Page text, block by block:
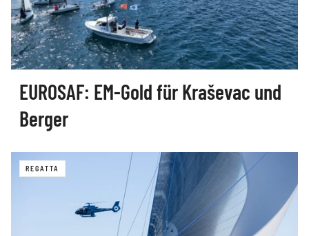
EUROSAF: EM-Gold für Kraševac und
Berger
REGATTA